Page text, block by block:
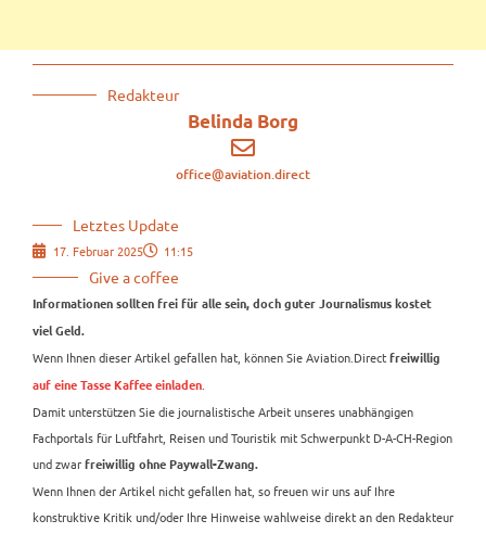
Redakteur
Belinda Borg
office@aviation.direct
Letztes Update
17. Februar 2025 11:15
Give a coffee
Informationen sollten frei für alle sein, doch guter Journalismus kostet
viel Geld.
Wenn Ihnen dieser Artikel gefallen hat, können Sie Aviation.Direct freiwillig
auf eine Tasse Kaffee einladen.
Damit unterstützen Sie die journalistische Arbeit unseres unabhängigen
Fachportals für Luftfahrt, Reisen und Touristik mit Schwerpunkt D-A-CH-Region
und zwar freiwillig ohne Paywall-Zwang.
Wenn Ihnen der Artikel nicht gefallen hat, so freuen wir uns auf Ihre
konstruktive Kritik und/oder Ihre Hinweise wahlweise direkt an den Redakteur